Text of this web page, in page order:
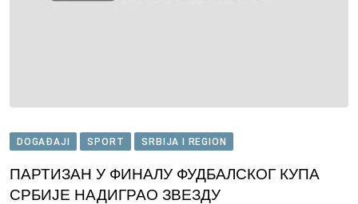
DOGAĐAJI SPORT SRBIJA I REGION
ПАРТИЗАН У ФИНАЛУ ФУДБАЛСКОГ КУПА
СРБИЈЕ НАДИГРАО ЗВЕЗДУ